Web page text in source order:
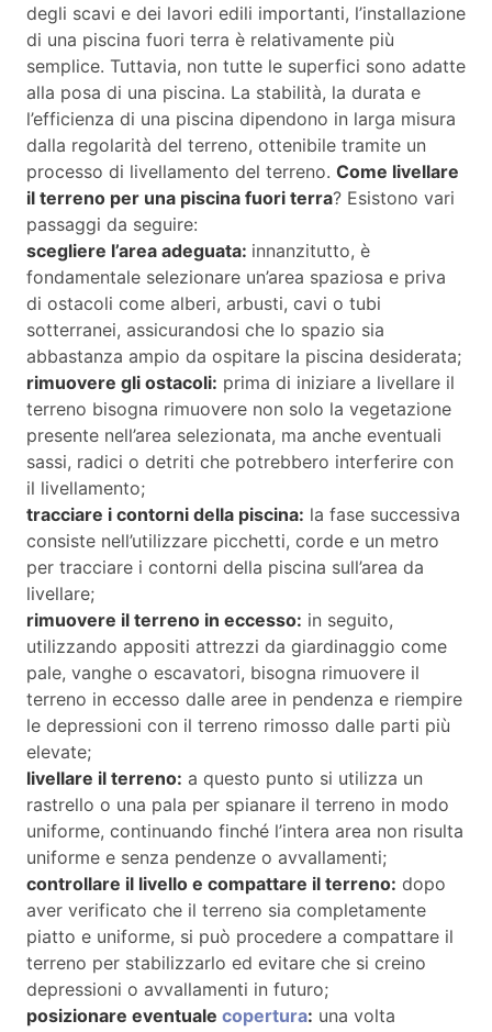
degli scavi e dei lavori edili importanti, l’installazione
di una piscina fuori terra è relativamente più
semplice. Tuttavia, non tutte le superfici sono adatte
alla posa di una piscina. La stabilità, la durata e
l’efficienza di una piscina dipendono in larga misura
dalla regolarità del terreno, ottenibile tramite un
processo di livellamento del terreno. Come livellare
il terreno per una piscina fuori terra? Esistono vari
passaggi da seguire:
scegliere l’area adeguata: innanzitutto, è
fondamentale selezionare un’area spaziosa e priva
di ostacoli come alberi, arbusti, cavi o tubi
sotterranei, assicurandosi che lo spazio sia
abbastanza ampio da ospitare la piscina desiderata;
rimuovere gli ostacoli: prima di iniziare a livellare il
terreno bisogna rimuovere non solo la vegetazione
presente nell’area selezionata, ma anche eventuali
sassi, radici o detriti che potrebbero interferire con
il livellamento;
tracciare i contorni della piscina: la fase successiva
consiste nell’utilizzare picchetti, corde e un metro
per tracciare i contorni della piscina sull’area da
livellare;
rimuovere il terreno in eccesso: in seguito,
utilizzando appositi attrezzi da giardinaggio come
pale, vanghe o escavatori, bisogna rimuovere il
terreno in eccesso dalle aree in pendenza e riempire
le depressioni con il terreno rimosso dalle parti più
elevate;
livellare il terreno: a questo punto si utilizza un
rastrello o una pala per spianare il terreno in modo
uniforme, continuando finché l’intera area non risulta
uniforme e senza pendenze o avvallamenti;
controllare il livello e compattare il terreno: dopo
aver verificato che il terreno sia completamente
piatto e uniforme, si può procedere a compattare il
terreno per stabilizzarlo ed evitare che si creino
depressioni o avvallamenti in futuro;
posizionare eventuale copertura: una volta